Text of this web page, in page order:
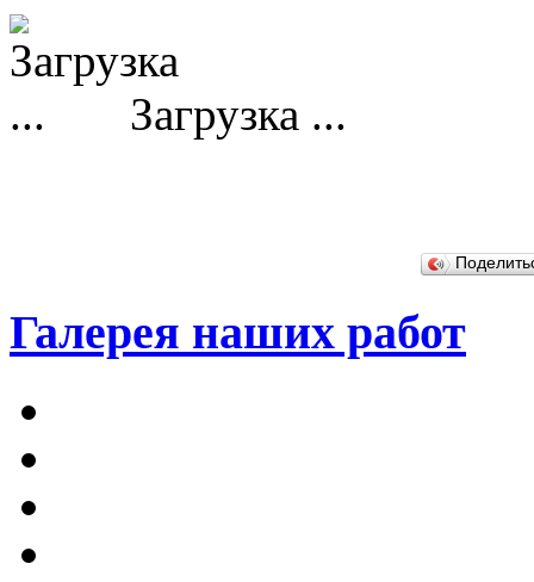
Загрузка ...
Галерея наших работ